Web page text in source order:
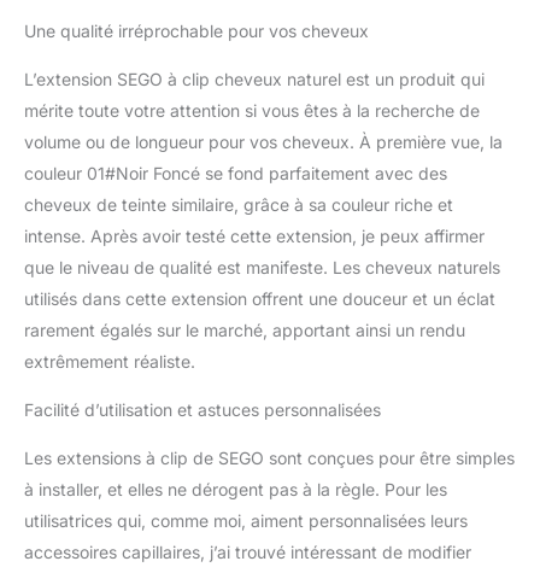
besoins différent
consulter notre vidéo:
Extension clip
monobande est facile et
rapide à porter,vous
pouvez obtenir une
chevelure abondante en
2 minutes
【Plus
Epais】 Extension
cheveux d'épaisseur
moyenne , parfait pour
créer une chevelure
à appliquer par vous-
même, jouis d’une pose
en 1 minute
【Indétectable et
Naturel】 L'extension est
bien pareille au cheveux
Une qualité irréprochable pour vos cheveux
L’extension SEGO à clip cheveux naturel est un produit qui
mérite toute votre attention si vous êtes à la recherche de
volume ou de longueur pour vos cheveux. À première vue, la
couleur 01#Noir Foncé se fond parfaitement avec des
cheveux de teinte similaire, grâce à sa couleur riche et
intense. Après avoir testé cette extension, je peux affirmer
que le niveau de qualité est manifeste. Les cheveux naturels
utilisés dans cette extension offrent une douceur et un éclat
rarement égalés sur le marché, apportant ainsi un rendu
extrêmement réaliste.
Facilité d’utilisation et astuces personnalisées
Les extensions à clip de SEGO sont conçues pour être simples
à installer, et elles ne dérogent pas à la règle. Pour les
utilisatrices qui, comme moi, aiment personnalisées leurs
accessoires capillaires, j’ai trouvé intéressant de modifier